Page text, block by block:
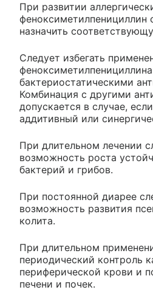
При развитии
феноксиметилпенициллин
назначить
Следует избегать
бактериостатическими
Комбинация с другими
допускается в случае,
аддитивный или
При длительном лечении
возможность роста
бактерий и грибов.
При постоянной диарее
возможность развития
колита.
При длительном
периодический контроль
периферической крови и
печени и почек.